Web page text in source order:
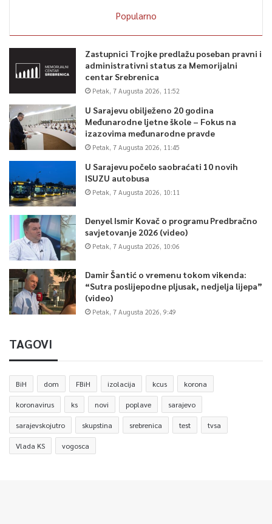
Popularno
Zastupnici Trojke predlažu poseban pravni i
administrativni status za Memorijalni
centar Srebrenica
Petak, 7 Augusta 2026, 11:52
U Sarajevu obilježeno 20 godina
Međunarodne ljetne škole – Fokus na
izazovima međunarodne pravde
Petak, 7 Augusta 2026, 11:45
U Sarajevu počelo saobraćati 10 novih
ISUZU autobusa
Petak, 7 Augusta 2026, 10:11
Denyel Ismir Kovač o programu Predbračno
savjetovanje 2026 (video)
Petak, 7 Augusta 2026, 10:06
Damir Šantić o vremenu tokom vikenda:
“Sutra poslijepodne pljusak, nedjelja lijepa”
(video)
Petak, 7 Augusta 2026, 9:49
TAGOVI
BiH dom FBiH izolacija kcus korona
koronavirus ks novi poplave sarajevo
sarajevskojutro skupstina srebrenica test tvsa
Vlada KS vogosca